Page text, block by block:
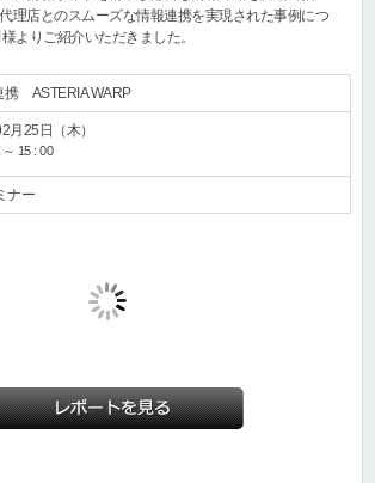
理店とのスムーズな情報連携を実現された事例につ
よりご紹介いただきました。
携 ASTERIA WARP
月25日（木）
～ 15 : 00
ナー